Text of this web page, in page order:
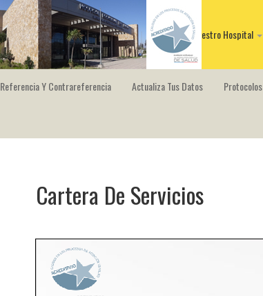
Nuestro Hospital
Referencia Y Contrareferencia Actualiza Tus Datos Protocolos
Cartera De Servicios